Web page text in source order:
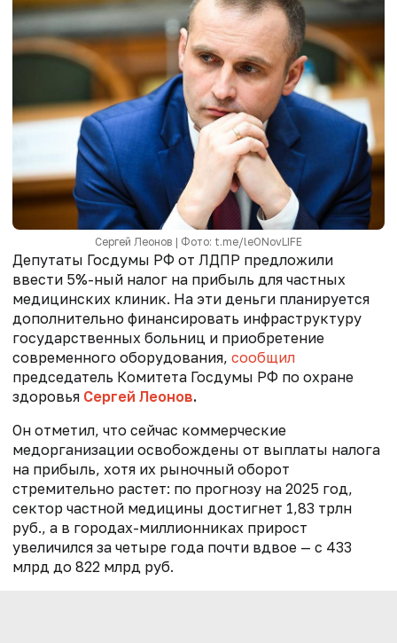
Сергей Леонов | Фото: t.me/leONovLIFE
Депутаты Госдумы РФ от ЛДПР предложили
ввести 5%-ный налог на прибыль для частных
медицинских клиник. На эти деньги планируется
дополнительно финансировать инфраструктуру
государственных больниц и приобретение
современного оборудования, сообщил
председатель Комитета Госдумы РФ по охране
здоровья Сергей Леонов.
Он отметил, что сейчас коммерческие
медорганизации освобождены от выплаты налога
на прибыль, хотя их рыночный оборот
стремительно растет: по прогнозу на 2025 год,
сектор частной медицины достигнет 1,83 трлн
руб., а в городах-миллионниках прирост
увеличился за четыре года почти вдвое — с 433
млрд до 822 млрд руб.